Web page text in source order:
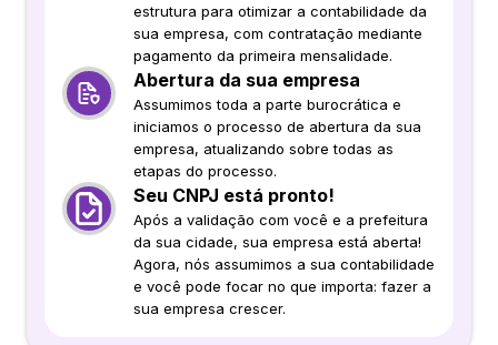
estrutura para otimizar a contabilidade da
sua empresa, com contratação mediante
pagamento da primeira mensalidade.
Abertura da sua empresa
Assumimos toda a parte burocrática e
iniciamos o processo de abertura da sua
empresa, atualizando sobre todas as
etapas do processo.
Seu CNPJ está pronto!
Após a validação com você e a prefeitura
da sua cidade, sua empresa está aberta!
Agora, nós assumimos a sua contabilidade
e você pode focar no que importa: fazer a
sua empresa crescer.